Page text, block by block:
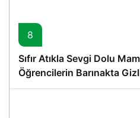
8
Sıfır Atıkla Sevgi Dolu
Öğrencilerin Barınakta
Proje